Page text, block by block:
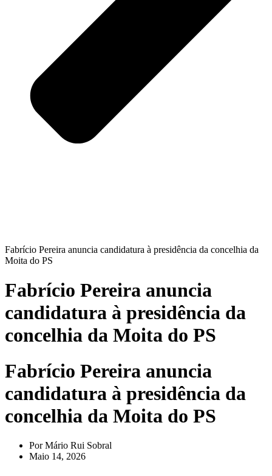
Fabrício Pereira anuncia candidatura à presidência da concelhia da
Moita do PS
Fabrício Pereira anuncia
candidatura à presidência da
concelhia da Moita do PS
Fabrício Pereira anuncia
candidatura à presidência da
concelhia da Moita do PS
PorMário Rui Sobral
Maio 14, 2026